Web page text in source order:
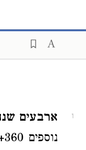
1 ארבעים
נוספים 120+360 חודש.